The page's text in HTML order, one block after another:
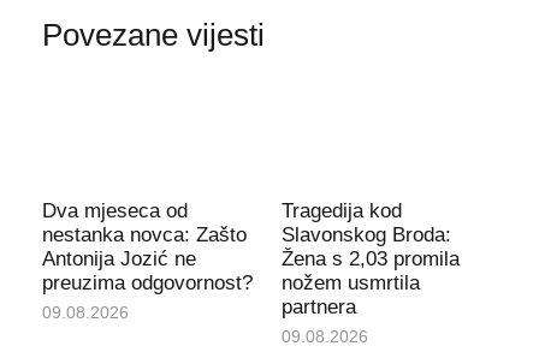
Povezane vijesti
Dva mjeseca od
nestanka novca: Zašto
Antonija Jozić ne
preuzima odgovornost?
09.08.2026
Tragedija kod
Slavonskog Broda:
Žena s 2,03 promila
nožem usmrtila
partnera
09.08.2026